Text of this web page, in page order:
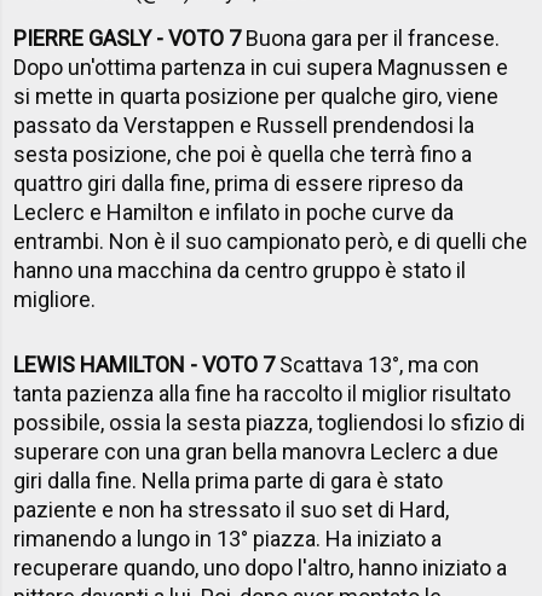
PIERRE GASLY - VOTO 7Buona gara per il francese.
Dopo un'ottima partenza in cui supera Magnussen e
si mette in quarta posizione per qualche giro, viene
passato da Verstappen e Russell prendendosi la
sesta posizione, che poi è quella che terrà fino a
quattro giri dalla fine, prima di essere ripreso da
Leclerc e Hamilton e infilato in poche curve da
entrambi. Non è il suo campionato però, e di quelli che
hanno una macchina da centro gruppo è stato il
migliore.
LEWIS HAMILTON - VOTO 7Scattava 13°, ma con
tanta pazienza alla fine ha raccolto il miglior risultato
possibile, ossia la sesta piazza, togliendosi lo sfizio di
superare con una gran bella manovra Leclerc a due
giri dalla fine. Nella prima parte di gara è stato
paziente e non ha stressato il suo set di Hard,
rimanendo a lungo in 13° piazza. Ha iniziato a
recuperare quando, uno dopo l'altro, hanno iniziato a